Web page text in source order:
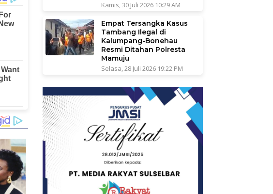
Kamis, 30 Juli 2026 10:29 AM
Empat Tersangka Kasus
Tambang Ilegal di
Kalumpang-Bonehau
Resmi Ditahan Polresta
Mamuju
Selasa, 28 Juli 2026 19:22 PM